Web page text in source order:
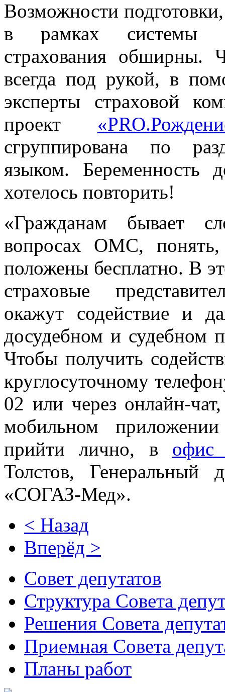
Возможности
в рамках системы
страхования обширны.
всегда под рукой, в
эксперты страховой
проект
сгруппирована по
языком. Беременность
хотелось повторить!
«Гражданам бывает
вопросах ОМС, понять,
положены бесплатно. В
страховые
окажут содействие и
досудебном и судебном
Чтобы получить
круглосуточному
02 или через онлайн-
мобильном
прийти лично, в офис
Толстов, Генеральный
«СОГАЗ-Мед».
< Назад
Вперёд >
Совет депутатов
Структура Совета
Решения Совета
Приемная Совета
Планы работ